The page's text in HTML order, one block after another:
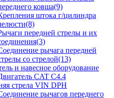
ковша(9)
штока г/цилиндра
передней стрелы и их
рычага передней
со стрелой(13)
и навесное оборудование
CAT C4.4
стрела VIN DPH
рычагов переднего